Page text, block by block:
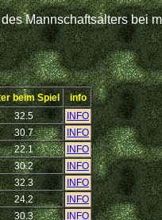
Mannschaftsalters bei
beim Spiel
info
32.5
INFO
30.7
INFO
22.1
INFO
30.2
INFO
32.3
INFO
24.2
INFO
30.3
INFO